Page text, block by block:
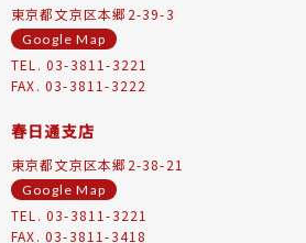
東京都文京区本郷2-39-3
Google Map
TEL. 03-3811-3221
FAX. 03-3811-3222
春日通支店
東京都文京区本郷2-38-21
Google Map
TEL. 03-3811-3221
FAX. 03-3811-3418